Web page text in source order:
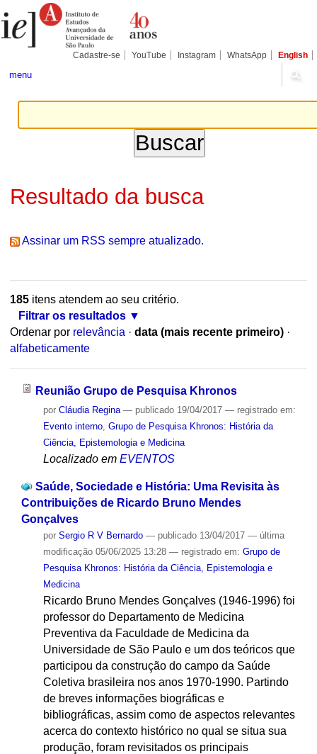
para
conteúdo.
Pessoais
Cadastre-se YouTube Instagram WhatsApp English
menu
Resultado da busca
Assinar um RSS sempre atualizado.
185itens atendem ao seu critério.
Filtrar os resultados
Ordenar por relevância · data (mais recente primeiro) ·
alfabeticamente
Reunião Grupo de Pesquisa Khronos
por Cláudia Regina — publicado19/04/2017 — registrado em:
Evento interno, Grupo de Pesquisa Khronos: História da
Ciência, Epistemologia e Medicina
Localizado em EVENTOS
Saúde, Sociedade e História: Uma Revisita às
Contribuições de Ricardo Bruno Mendes
Gonçalves
por Sergio R V Bernardo — publicado13/04/2017 — última
modificação05/06/2025 13:28 — registrado em: Grupo de
Pesquisa Khronos: História da Ciência, Epistemologia e
Medicina
Ricardo Bruno Mendes Gonçalves (1946-1996) foi
professor do Departamento de Medicina
Preventiva da Faculdade de Medicina da
Universidade de São Paulo e um dos teóricos que
participou da construção do campo da Saúde
Coletiva brasileira nos anos 1970-1990. Partindo
de breves informações biográficas e
bibliográficas, assim como de aspectos relevantes
acerca do contexto histórico no qual se situa sua
produção, foram revisitados os principais